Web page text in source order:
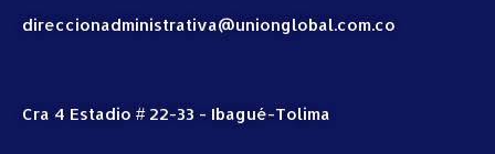
direccionadministrativa@unionglobal.com.co
Cra 4 Estadio # 22-33 - Ibagué-Tolima